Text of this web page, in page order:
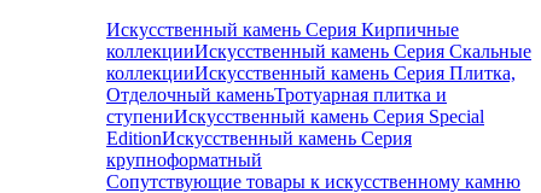
Искусственный камень Серия Кирпичные
коллекцииИскусственный камень Серия Скальные
коллекцииИскусственный камень Серия Плитка,
Отделочный каменьТротуарная плитка и
ступениИскусственный камень Серия Special
EditionИскусственный камень Серия
крупноформатный
Сопутствующие товары к искусственному камню